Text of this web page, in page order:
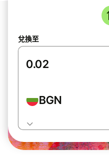
兌換至
BGN